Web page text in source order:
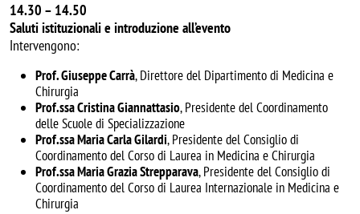
14.30 – 14.50
Saluti istituzionali e introduzione all’evento
Intervengono:
Prof. Giuseppe Carrà, Direttore del Dipartimento di Medicina e
Chirurgia
Prof.ssa Cristina Giannattasio, Presidente del Coordinamento
delle Scuole di Specializzazione
Prof.ssa Maria Carla Gilardi, Presidente del Consiglio di
Coordinamento del Corso di Laurea in Medicina e Chirurgia
Prof.ssa Maria Grazia Strepparava, Presidente del Consiglio di
Coordinamento del Corso di Laurea Internazionale in Medicina e
Chirurgia